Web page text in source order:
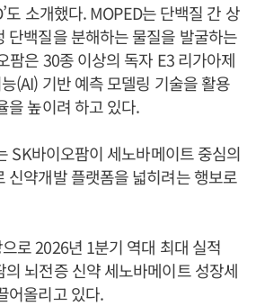
도 소개했다. MOPED는 단백질 간 상
단백질을 분해하는 물질을 발굴하는
팜은 30종 이상의 독자 E3 리가아제
(AI) 기반 예측 모델링 기술을 활용
을 높이려 하고 있다.
SK바이오팜이 세노바메이트 중심의
신약개발 플랫폼을 넓히려는 행보로
로 2026년 1분기 역대 최대 실적
의 뇌전증 신약 세노바메이트 성장세
어올리고 있다.